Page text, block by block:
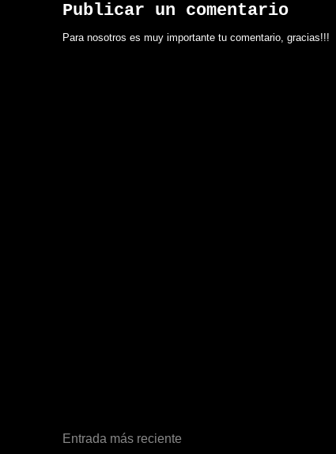
Publicar un comentario
Para nosotros es muy importante tu comentario, gracias!!!
Entrada más reciente